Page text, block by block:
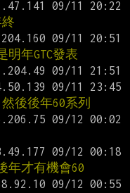
年GTC發表
後後年60系列
才有機會60